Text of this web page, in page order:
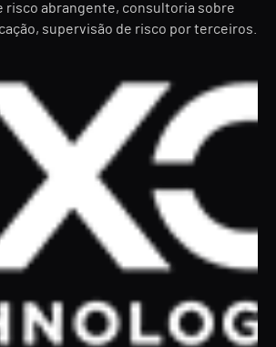
risco abrangente, consultoria sobre
supervisão de risco por terceiros.